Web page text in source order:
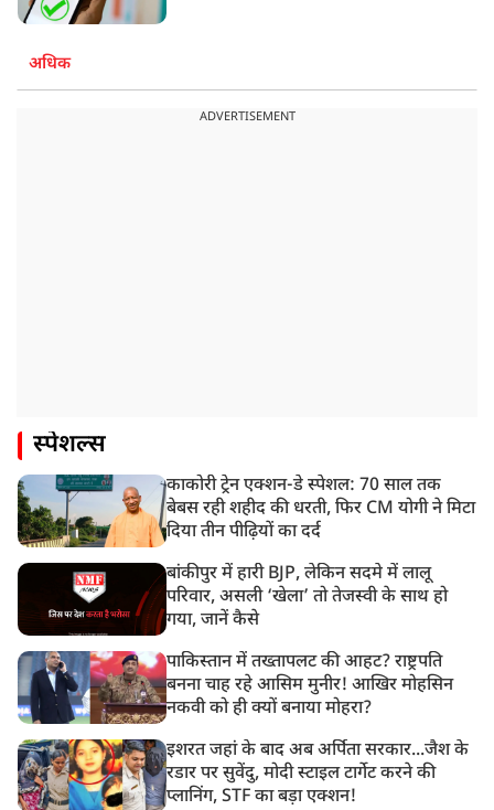
अधिक
ADVERTISEMENT
स्पेशल्स
काकोरी ट्रेन एक्शन-डे स्पेशल: 70 साल तक
बेबस रही शहीद की धरती, फिर CM योगी ने मिटा
दिया तीन पीढ़ियों का दर्द
बांकीपुर में हारी BJP, लेकिन सदमे में लालू
परिवार, असली ‘खेला’ तो तेजस्वी के साथ हो
गया, जानें कैसे
पाकिस्तान में तख्तापलट की आहट? राष्ट्रपति
बनना चाह रहे आसिम मुनीर! आखिर मोहसिन
नकवी को ही क्यों बनाया मोहरा?
इशरत जहां के बाद अब अर्पिता सरकार...जैश के
रडार पर सुवेंदु, मोदी स्टाइल टार्गेट करने की
प्लानिंग, STF का बड़ा एक्शन!